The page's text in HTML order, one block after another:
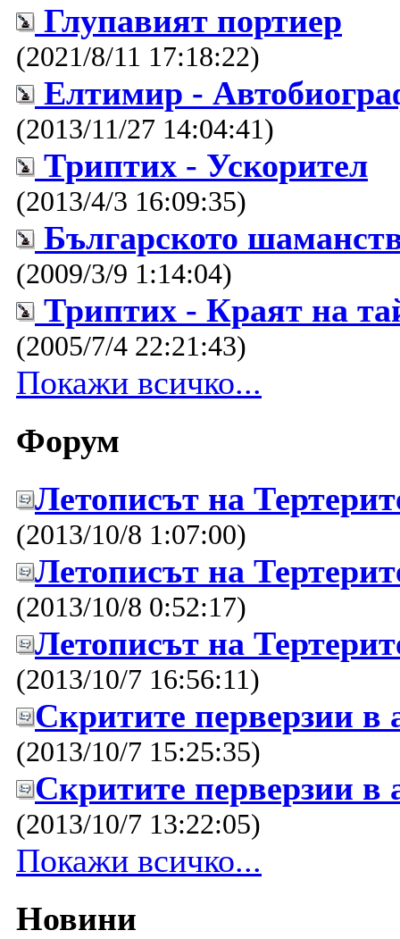
Глупавият портиер
(2021/8/11 17:18:22)
Елтимир -
(2013/11/27 14:04:41)
Триптих - Ускорител
(2013/4/3 16:09:35)
Българското
(2009/3/9 1:14:04)
Триптих - Краят на
(2005/7/4 22:21:43)
Покажи всичко...
Форум
Летописът на
(2013/10/8 1:07:00)
Летописът на
(2013/10/8 0:52:17)
Летописът на
(2013/10/7 16:56:11)
Скритите перверзии в
(2013/10/7 15:25:35)
Скритите перверзии в
(2013/10/7 13:22:05)
Покажи всичко...
Новини